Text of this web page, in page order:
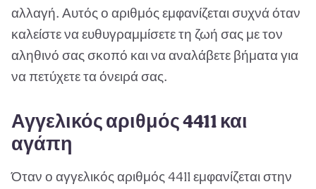
αλλαγή. Αυτός ο αριθμός εμφανίζεται συχνά όταν
καλείστε να ευθυγραμμίσετε τη ζωή σας με τον
αληθινό σας σκοπό και να αναλάβετε βήματα για
να πετύχετε τα όνειρά σας.
Αγγελικός αριθμός 4411 και
αγάπη
Όταν ο αγγελικός αριθμός 4411 εμφανίζεται στην